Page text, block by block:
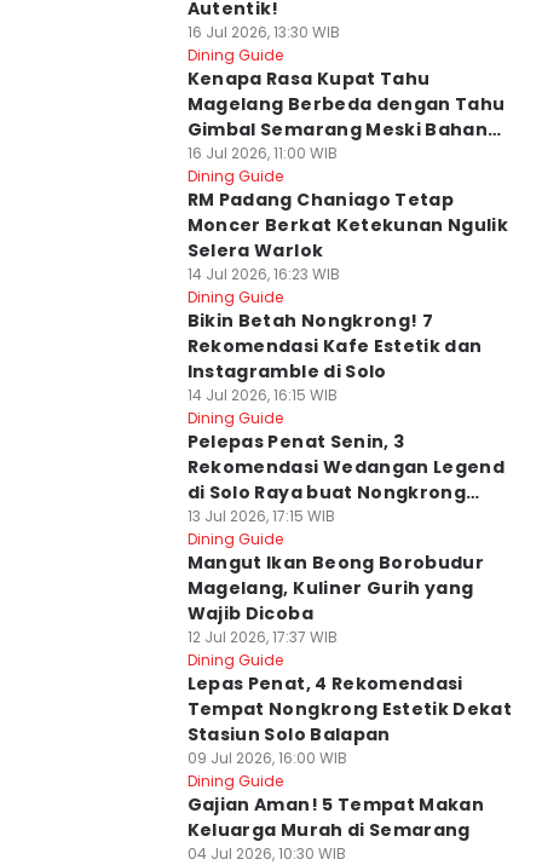
Autentik!
16 Jul 2026, 13:30 WIB
Dining Guide
Kenapa Rasa Kupat Tahu
Magelang Berbeda dengan Tahu
Gimbal Semarang Meski Bahan
Mirip?
16 Jul 2026, 11:00 WIB
Dining Guide
RM Padang Chaniago Tetap
Moncer Berkat Ketekunan Ngulik
Selera Warlok
14 Jul 2026, 16:23 WIB
Dining Guide
Bikin Betah Nongkrong! 7
Rekomendasi Kafe Estetik dan
Instagramble di Solo
14 Jul 2026, 16:15 WIB
Dining Guide
Pelepas Penat Senin, 3
Rekomendasi Wedangan Legend
di Solo Raya buat Nongkrong
Santai
13 Jul 2026, 17:15 WIB
Dining Guide
Mangut Ikan Beong Borobudur
Magelang, Kuliner Gurih yang
Wajib Dicoba
12 Jul 2026, 17:37 WIB
Dining Guide
Lepas Penat, 4 Rekomendasi
Tempat Nongkrong Estetik Dekat
Stasiun Solo Balapan
09 Jul 2026, 16:00 WIB
Dining Guide
Gajian Aman! 5 Tempat Makan
Keluarga Murah di Semarang
04 Jul 2026, 10:30 WIB